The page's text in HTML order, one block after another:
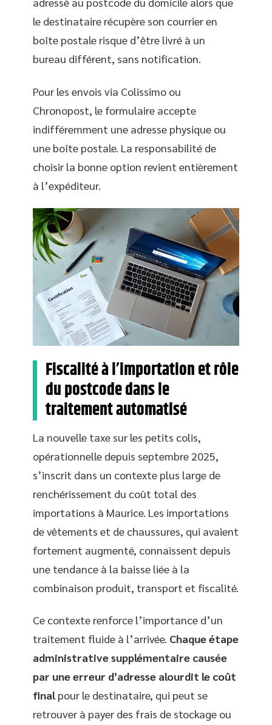
le destinataire récupère son courrier en
boîte postale risque d’être livré à un
bureau différent, sans notification.
Pour les envois via Colissimo ou
Chronopost, le formulaire accepte
indifféremment une adresse physique ou
une boîte postale. La responsabilité de
choisir la bonne option revient entièrement
à l’expéditeur.
Fiscalité à l’importation et rôle
du postcode dans le
traitement automatisé
La nouvelle taxe sur les petits colis,
opérationnelle depuis septembre 2025,
s’inscrit dans un contexte plus large de
renchérissement du coût total des
importations à Maurice. Les importations
de vêtements et de chaussures, qui avaient
fortement augmenté, connaissent depuis
une tendance à la baisse liée à la
combinaison produit, transport et fiscalité.
Ce contexte renforce l’importance d’un
traitement fluide à l’arrivée. Chaque étape
administrative supplémentaire causée
par une erreur d’adresse alourdit le coût
finalpour le destinataire, qui peut se
retrouver à payer des frais de stockage ou